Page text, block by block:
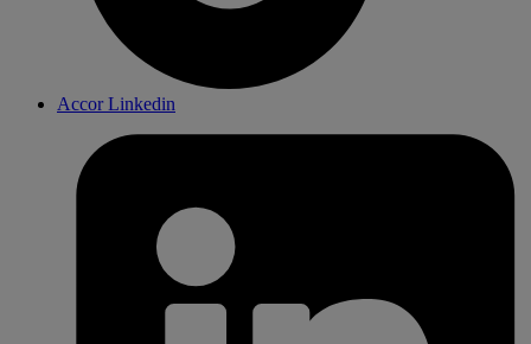
Accor Linkedin